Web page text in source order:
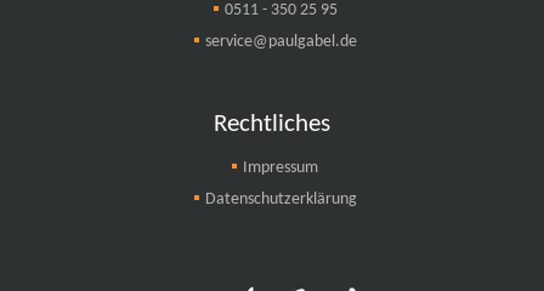
0511 - 350 25 95
service@paulgabel.de
Rechtliches
Impressum
Datenschutzerklärung